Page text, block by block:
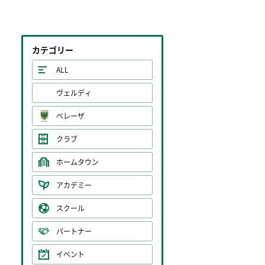
カテゴリー
ALL
ヴェルディ
ベレーザ
クラブ
ホームタウン
アカデミー
スクール
パートナー
イベント